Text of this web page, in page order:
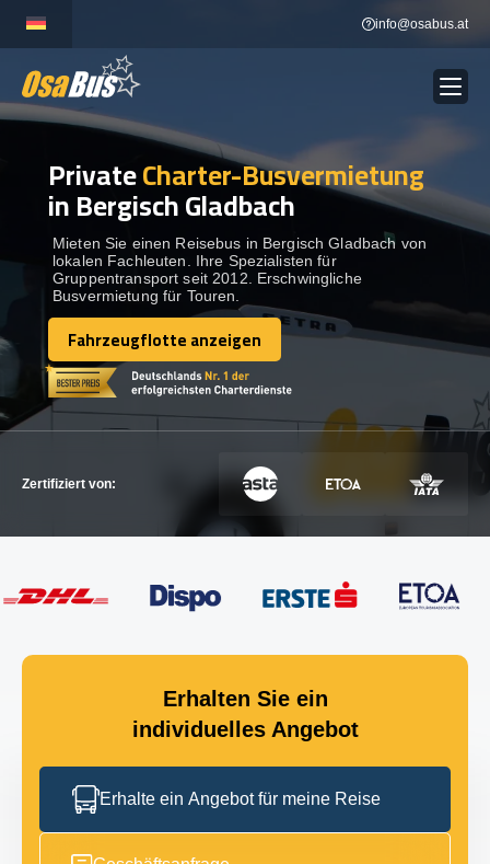
content
info@osabus.at
BUSVERMIETUNG Show dropdown
REISEZIELE Show dropdown
FLOTTE
KONTAKTIEREN SIE UNS
KONTAKTIEREN SIE UNS
PrivateCharter-Busvermietung
in Bergisch Gladbach
Mieten Sie einen Reisebus in Bergisch Gladbach von
lokalen Fachleuten. Ihre Spezialisten für
Gruppentransport seit 2012. Erschwingliche
Busvermietung für Touren.
Fahrzeugflotte anzeigen
Fahrzeugflotte anzeigen
Zertifiziert von:
Erhalten Sie ein
individuelles Angebot
Erhalte ein Angebot für meine Reise